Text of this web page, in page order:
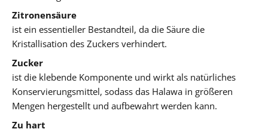
Zitronensäure
ist ein essentieller Bestandteil, da die Säure die
Kristallisation des Zuckers verhindert.
Zucker
ist die klebende Komponente und wirkt als natürliches
Konservierungsmittel, sodass das Halawa in größeren
Mengen hergestellt und aufbewahrt werden kann.
Zu hart